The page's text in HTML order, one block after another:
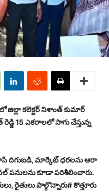
కలెక్టర్ నిశాంత్ కుమార్
15 ఎకరాలలో సాగు చేస్తున్న
దిగుబడి, మార్కెట్ ధరలను ఆరా
పనులను కూడా పరిశీలించారు.
రైతులు పాల్గొన్నారు# కొత్తూరు